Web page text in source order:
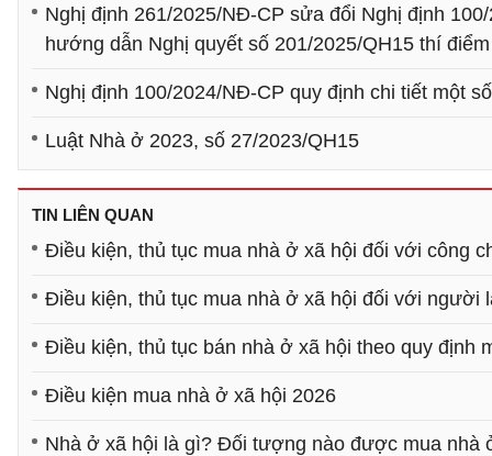
Nghị định 261/2025/NĐ-CP sửa đổi Nghị định
hướng dẫn Nghị quyết số 201/2025/QH15 thí
Nghị định 100/2024/NĐ-CP quy định chi tiết một
Luật Nhà ở 2023, số 27/2023/QH15
TIN LIÊN QUAN
Điều kiện, thủ tục mua nhà ở xã hội đối với công
Điều kiện, thủ tục mua nhà ở xã hội đối với người
Điều kiện, thủ tục bán nhà ở xã hội theo quy định
Điều kiện mua nhà ở xã hội 2026
Nhà ở xã hội là gì? Đối tượng nào được mua nhà